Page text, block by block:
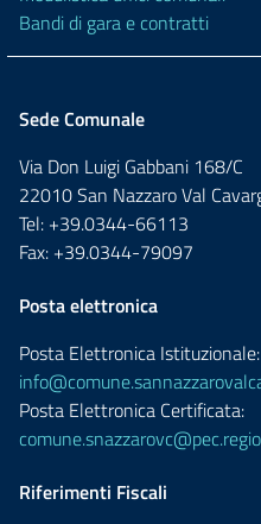
Bandi di gara e contratti
Sede Comunale
Via Don Luigi Gabbani 168/C
22010 San Nazzaro Val
Tel: +39.0344-66113
Fax: +39.0344-79097
Posta elettronica
Posta Elettronica
Posta Elettronica Certificata:
Riferimenti Fiscali